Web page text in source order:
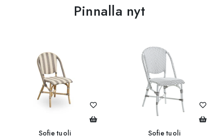
Pinnalla nyt
Sofie tuoli
Sofie tuoli